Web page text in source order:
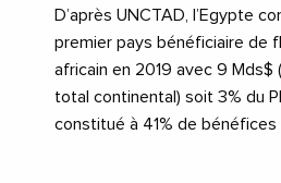
D’après UNCTAD , l’Egypte
premier pays bénéficiaire de
africain en 2019 avec 9 Mds$
total continental) soit 3% du
constitué à 41% de bénéfices